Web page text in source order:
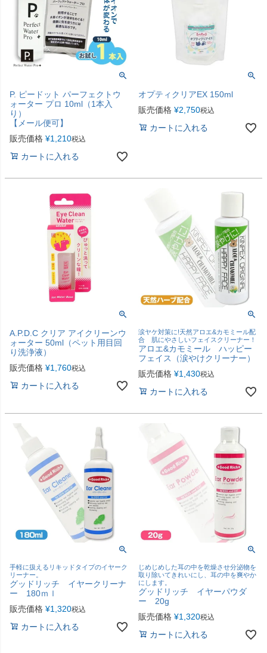
P. ピードット パーフェクトウ
ォーター プロ 10ml（1本入
り）
【メール便可】
販売価格 ¥1,210税込
カートに入れる
オプティクリアEX 150ml
販売価格 ¥2,750税込
カートに入れる
A.P.D.C クリア アイクリーンウ
ォーター 50ml（ペット用目回
り洗浄液）
販売価格 ¥1,760税込
カートに入れる
涙ヤケ対策に!天然アロエ&カモミール配
合 肌にやさしいフェイスクリーナー！
アロエ&カモミール ハッピー
フェイス（涙やけクリーナー）
販売価格 ¥1,430税込
カートに入れる
手軽に扱えるリキッドタイプのイヤーク
リーナー。
グッドリッチ イヤークリーナ
ー 180ｍｌ
販売価格 ¥1,320税込
カートに入れる
じめじめした耳の中を乾燥させ分泌物を
取り除いてきれいにし、耳の中を爽やか
にします。
グッドリッチ イヤーパウダ
ー 20g
販売価格 ¥1,320税込
カートに入れる